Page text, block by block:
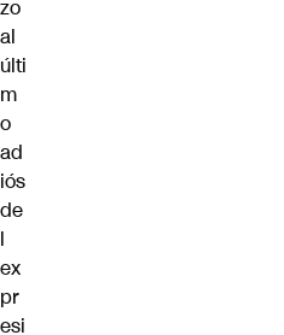
zo
al
últi
m
o
ad
iós
de
l
ex
pr
esi